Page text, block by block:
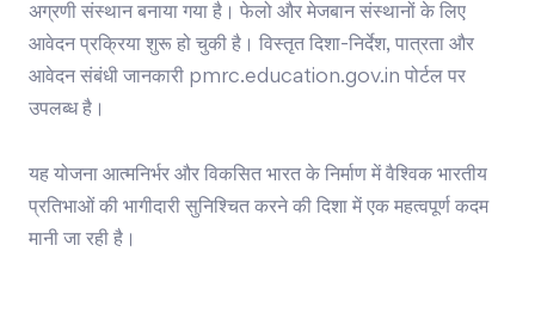
अग्रणी संस्थान बनाया गया है। फेलो और मेजबान संस्थानों के लिए
आवेदन प्रक्रिया शुरू हो चुकी है। विस्तृत दिशा-निर्देश, पात्रता और
आवेदन संबंधी जानकारी pmrc.education.gov.in पोर्टल पर
उपलब्ध है।
यह योजना आत्मनिर्भर और विकसित भारत के निर्माण में वैश्विक भारतीय
प्रतिभाओं की भागीदारी सुनिश्चित करने की दिशा में एक महत्वपूर्ण कदम
मानी जा रही है।